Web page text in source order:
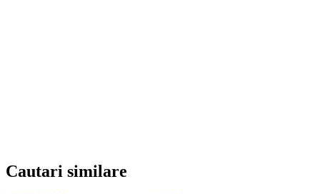
Cautari similare